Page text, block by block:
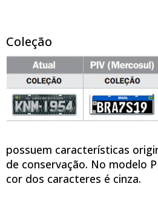
Coleção
possuem características
de conservação. No modelo
cor dos caracteres é cinza.